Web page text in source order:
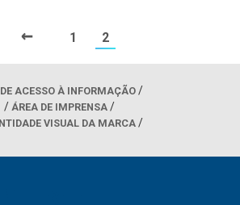
← 1 2
ACESSO À INFORMAÇÃO
ÁREA DE IMPRENSA
VISUAL DA MARCA